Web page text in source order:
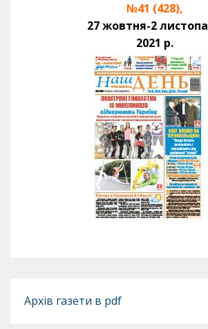
№41 (428),
27 жовтня-2
2021 р.
Архів газети в pdf